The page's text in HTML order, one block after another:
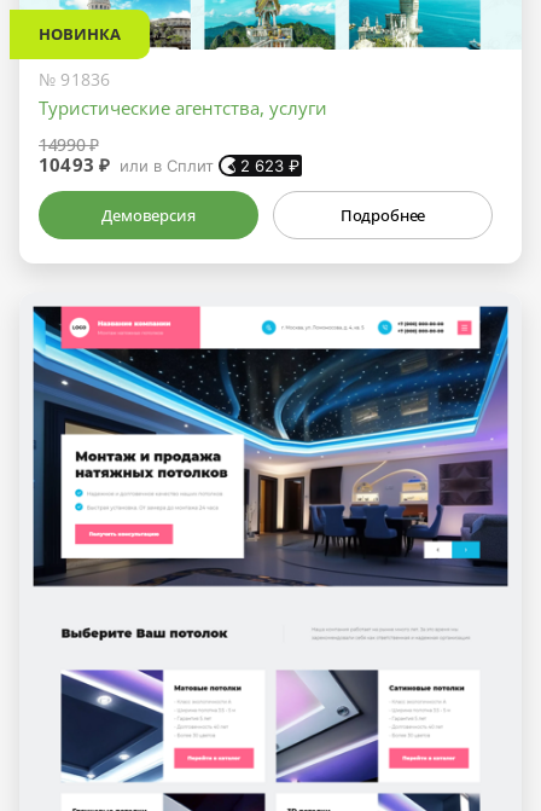
НОВИНКА
№ 91836
Туристические агентства, услуги
14990 ₽
10493 ₽ или в Сплит 2 623 ₽
Демоверсия Подробнее